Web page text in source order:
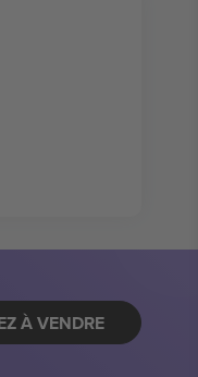
À VENDRE